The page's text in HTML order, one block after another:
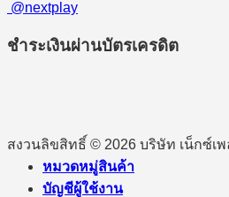
@nextplay
ชำระเงินผ่านบัตรเครดิต
สงวนลิขสิทธิ์ © 2026 บริษัท เน็กซ์เ
หมวดหมู่สินค้า
บัญชีผู้ใช้งาน